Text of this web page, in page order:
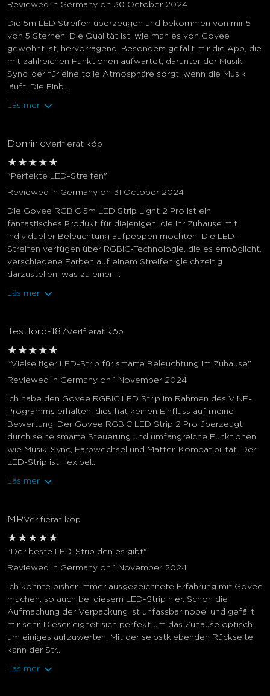
Reviewed in Germany on 30 October 2024
Die 5m LED Streifen überzeugen und bekommen von mir 5
von 5 Sternen. Die Qualität ist, wie man es von Govee
gewohnt ist, hervorragend. Besonders gefällt mir die App, die
mit zahlreichen Funktionen aufwartet, darunter der Musik-
Sync, der für eine tolle Atmosphäre sorgt, wenn die Musik
läuft. Die Einb...
Läs mer
DominicVerifierat köp
★ ★ ★ ★ ★
"Perfekte LED-Streifen"
Reviewed in Germany on 31 October 2024
Die Govee RGBIC 5m LED Strip Light 2 Pro ist ein
fantastisches Produkt für diejenigen, die ihr Zuhause mit
individueller Beleuchtung aufpeppen möchten. Die LED-
Streifen verfügen über RGBIC-Technologie, die es ermöglicht,
verschiedene Farben auf einem Streifen gleichzeitig
darzustellen, was zu einer ...
Läs mer
Testlord-187Verifierat köp
★ ★ ★ ★ ★
"Vielseitiger LED-Strip für smarte Beleuchtung im Zuhause"
Reviewed in Germany on 1 November 2024
Ich habe den Govee RGBIC LED Strip im Rahmen des VINE-
Programms erhalten, dies hat keinen Einfluss auf meine
Bewertung. Der Govee RGBIC LED Strip 2 Pro überzeugt
durch seine smarte Steuerung und umfangreiche Funktionen
wie Musik-Sync, Farbwechsel und Matter-Kompatibilität. Der
LED-Strip ist flexibel...
Läs mer
MRVerifierat köp
★ ★ ★ ★ ★
"Der beste LED-Strip den es gibt"
Reviewed in Germany on 1 November 2024
Ich konnte bisher immer ausgezeichnete Erfahrung mit Govee
machen, so auch bei diesem LED-Strip hier. Schon die
Aufmachung der Verpackung ist unfassbar nobel und gefällt
mir sehr. Dieser eignet sich perfekt um das Zuhause optisch
um einiges aufzuwerten. Mit der selbstklebenden Rückseite
kann der Str...
Läs mer